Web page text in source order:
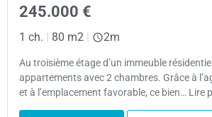
245.000 €
1 ch. | 80 m2 | 2m
Au troisième étage d’un immeuble
appartements avec 2 chambres. Grâce à
et à l’emplacement favorable, ce bien… Lire